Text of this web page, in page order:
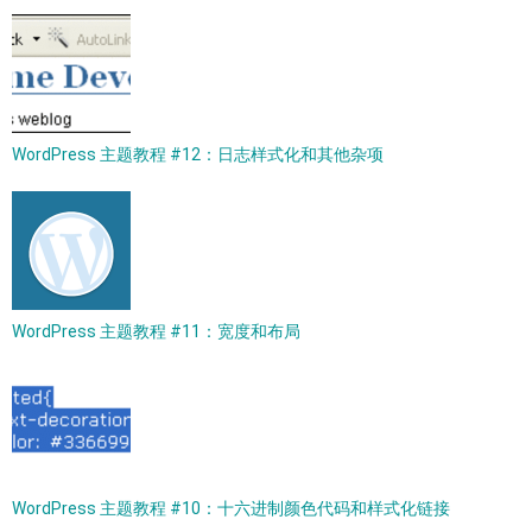
WordPress 主题教程 #12：日志样式化和其他杂项
WordPress 主题教程 #11：宽度和布局
WordPress 主题教程 #10：十六进制颜色代码和样式化链接